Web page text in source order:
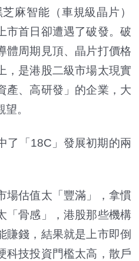
麻智能（車規級晶片）
市首日卻遭遇了破發。破
體周期見頂、晶片打價格
，是港股二級市場太現實
產、高研發」的企業，大
。
了「18C」發展初期的兩
估值太「豐滿」，拿慣
「骨感」，港股那些機構
賺錢，結果就是上市即倒
科技投資門檻太高，散戶